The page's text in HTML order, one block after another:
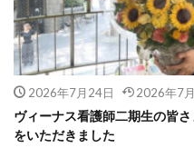
2026年7月24日 2026年7
ヴィーナス看護師二期生の皆
をいただきました